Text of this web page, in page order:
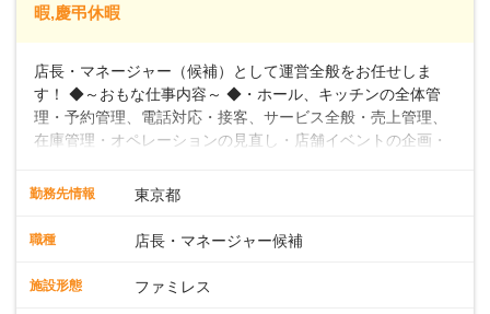
暇,慶弔休暇
店長・マネージャー（候補）として運営全般をお任せしま
す！ ◆～おもな仕事内容～ ◆・ホール、キッチンの全体管
理・予約管理、電話対応・接客、サービス全般・売上管理、
在庫管理・オペレーションの見直し・店舗イベントの企画・
入社後はスキルに合わせた業務からお任せしますので、徐々
向上を目指すDX推進～ ◆すかいらーくのレストランでは、
スタッフの働きやすさをサポートしています。配膳ロボット
勤務先情報 東京都
職種 店長・マネージャー候補
施設形態 ファミレス